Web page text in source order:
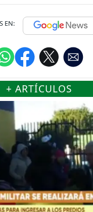
EN:
+ ARTÍCULOS